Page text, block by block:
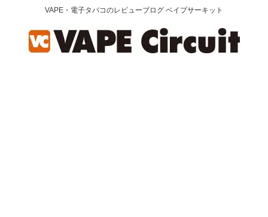
VAPE・電子タバコのレビューブログ ベイプサーキット